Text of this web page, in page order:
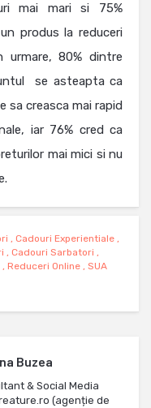
mai mari si 75%
produs la reduceri
urmare, 80% dintre
se asteapta ca
sa creasca mai rapid
iar 76% cred ca
mai mici si nu
, Cadouri Experientiale ,
, Cadouri Sarbatori ,
, Reduceri Online , SUA
Buzea
& Social Media
(agenție de